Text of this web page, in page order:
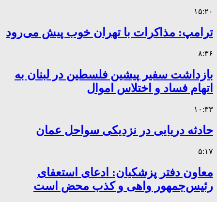
۱۵:۲۰
ترامپ: مذاکرات با تهران خوب پیش می‌رود
۸:۳۶
بازداشت سفیر پیشین فلسطین در لبنان به
اتهام فساد و اختلاس اموال
۱۰:۳۳
حادثه دریایی در نزدیکی سواحل عمان
۵:۱۷
معاون دفتر پزشکیان: ادعای استعفای
رئیس‌جمهور واهی و کذب محض است